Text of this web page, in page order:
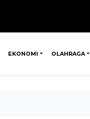
EKONOMI OLAHRAGA